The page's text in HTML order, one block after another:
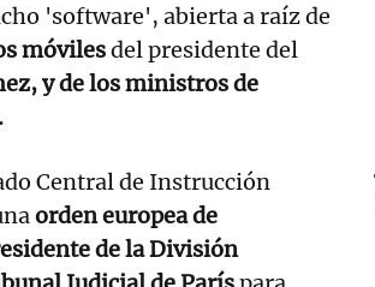
'software', abierta a raíz de
móvilesdel presidente del
y de los ministros de
Central de Instrucción
orden europea de
de la División